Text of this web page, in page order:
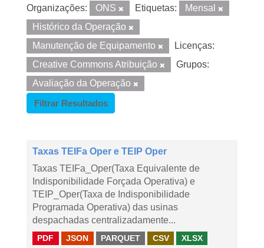
Organizações: ONS Etiquetas:
Mensal
Histórico da Operação
Manutenção de Equipamento
Licenças:
Creative Commons Atribuição
Grupos:
Avaliação da Operação
Filtrar Resultados
Taxas TEIFa Oper e TEIP Oper
Taxas TEIFa_Oper(Taxa Equivalente de
Indisponibilidade Forçada Operativa) e
TEIP_Oper(Taxa de Indisponibilidade
Programada Operativa) das usinas
despachadas centralizadamente...
PDF JSON PARQUET CSV XLSX